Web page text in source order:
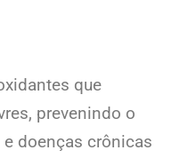
que
prevenindo o
doenças crônicas